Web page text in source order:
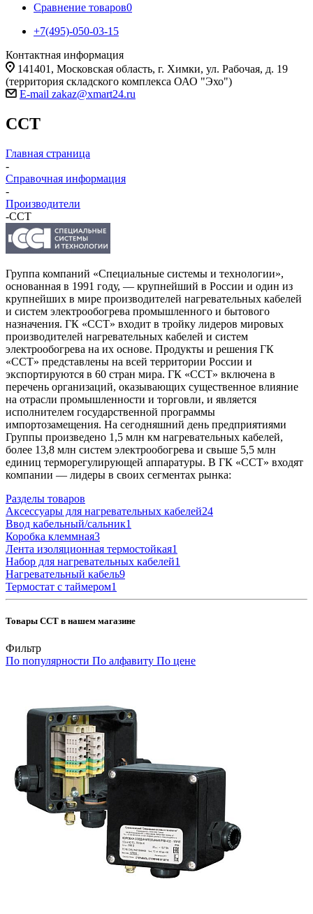
Сравнение товаров0
+7(495)-050-03-15
Контактная информация
141401, Московская область, г. Химки, ул. Рабочая, д. 19
(территория складского комплекса ОАО "Эхо")
E-mail zakaz@xmart24.ru
ССТ
Главная страница
-
Справочная информация
-
Производители
-ССТ
Группа компаний «Специальные системы и технологии»,
основанная в 1991 году, — крупнейший в России и один из
крупнейших в мире производителей нагревательных кабелей
и систем электрообогрева промышленного и бытового
назначения. ГК «ССТ» входит в тройку лидеров мировых
производителей нагревательных кабелей и систем
электрообогрева на их основе. Продукты и решения ГК
«ССТ» представлены на всей территории России и
экспортируются в 60 стран мира. ГК «ССТ» включена в
перечень организаций, оказывающих существенное влияние
на отрасли промышленности и торговли, и является
исполнителем государственной программы
импортозамещения. На сегодняшний день предприятиями
Группы произведено 1,5 млн км нагревательных кабелей,
более 13,8 млн систем электрообогрева и свыше 5,5 млн
единиц терморегулирующей аппаратуры. В ГК «ССТ» входят
компании — лидеры в своих сегментах рынка:
Разделы товаров
Аксессуары для нагревательных кабелей24
Ввод кабельный/сальник1
Коробка клеммная3
Лента изоляционная термостойкая1
Набор для нагревательных кабелей1
Нагревательный кабель9
Термостат с таймером1
Товары ССТ в нашем магазине
Фильтр
По популярности По алфавиту По цене